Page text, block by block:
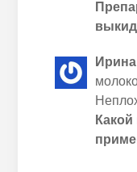
Ирина